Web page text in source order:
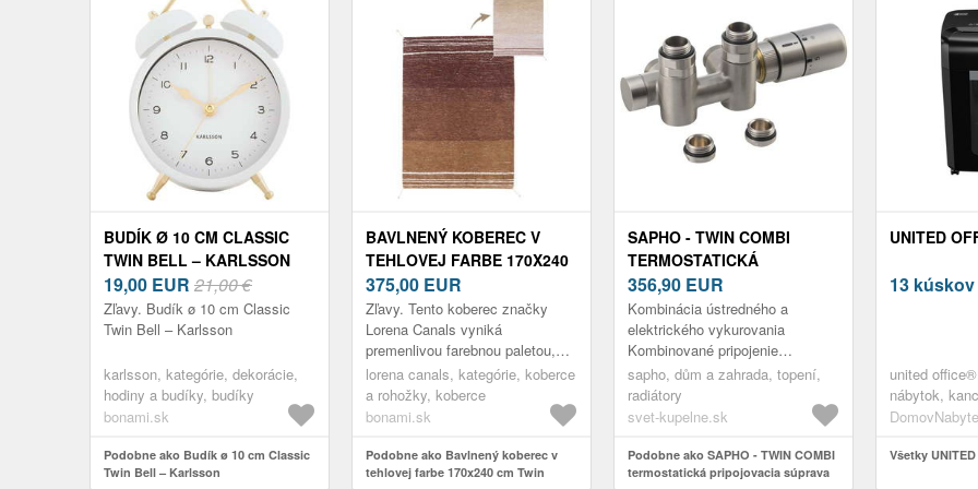
BUDÍK Ø 10 CM CLASSIC
TWIN BELL – KARLSSON
19,00 EUR 21,00 €
Zľavy. Budík ø 10 cm Classic
Twin Bell – Karlsson
karlsson, kategórie, dekorácie,
hodiny a budíky, budíky
bonami.sk
Podobne ako Budík ø 10 cm Classic
Twin Bell – Karlsson
BAVLNENÝ KOBEREC V
TEHLOVEJ FARBE 170X240
CM TWIN TOFFEE –
LORENA CANALS
375,00 EUR
Zľavy. Tento koberec značky
Lorena Canals vyniká
premenlivou farebnou paletou,
ktorá ponúka dva jedinečné štýly
v jednom produkte. Jedna strana
zaujme hre...
lorena canals, kategórie, koberce
a rohožky, koberce
bonami.sk
Podobne ako Bavlnený koberec v
tehlovej farbe 170x240 cm Twin
SAPHO - TWIN COMBI
TERMOSTATICKÁ
PRIPOJOVACIA SÚPRAVA
VENTIL PRE STREDOVÉ
PRIPOJENIE, PRAVA, NEREZ
MAT CP5510S
356,90 EUR
Kombinácia ústredného a
elektrického vykurovania
Kombinované pripojenie
umožňuje ohrievať teleso ako
centrálnym systémom
vykurovania, tak využiť pr...
sapho, dům a zahrada, topení,
radiátory
svet-kupelne.sk
Podobne ako SAPHO - TWIN COMBI
termostatická pripojovacia súprava
UNITED
13 kúskov
united
nábytok,
Všetky